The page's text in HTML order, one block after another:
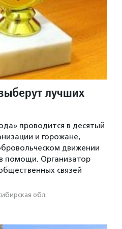
лучших
проводится в десятый
и горожане,
движении
помощи. Организатор
связей
обл.